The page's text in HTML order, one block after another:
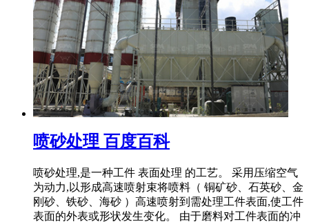
喷砂处理 百度百科
喷砂处理,是一种工件 表面处理 的工艺。 采用压缩空气
为动力,以形成高速喷射束将喷料（ 铜矿砂、石英砂、金
刚砂、铁砂、海砂 ）高速喷射到需处理工件表面,使工件
表面的外表或形状发生变化。 由于磨料对工件表面的冲